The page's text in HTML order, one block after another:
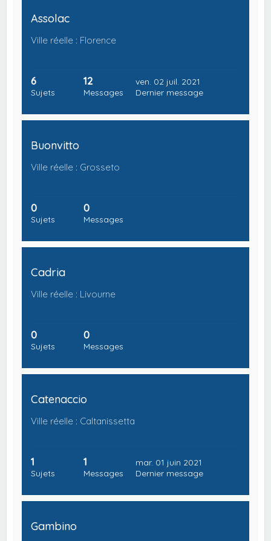
Assolac
Ville réelle : Florence
6
Sujets
12
Messages
ven. 02 juil. 2021
Dernier message
Buonvitto
Ville réelle : Grosseto
0
Sujets
0
Messages
Cadria
Ville réelle : Livourne
0
Sujets
0
Messages
Catenaccio
Ville réelle : Caltanissetta
1
Sujets
1
Messages
mar. 01 juin 2021
Dernier message
Gambino